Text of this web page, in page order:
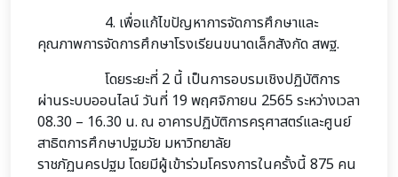
4. เพื่อแก้ไขปัญหาการจัดการศึกษาและ
คุณภาพการจัดการศึกษาโรงเรียนขนาดเล็กสังกัด สพฐ.
โดยระยะที่ 2 นี้ เป็นการอบรมเชิงปฏิบัติการ
ผ่านระบบออนไลน์ วันที่ 19 พฤศจิกายน 2565 ระหว่างเวลา
08.30 – 16.30 น. ณ อาคารปฏิบัติการครุศาสตร์และศูนย์
สาธิตการศึกษาปฐมวัย มหาวิทยาลัย
ราชภัฏนครปฐม โดยมีผู้เข้าร่วมโครงการในครั้งนี้ 875 คน